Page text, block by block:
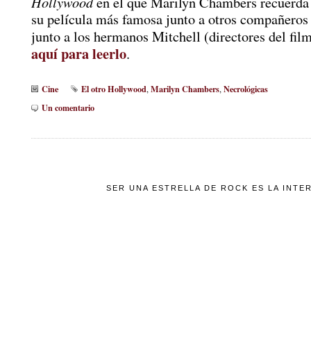
su película más famosa junto a otros
junto a los hermanos Mitchell (directores del
aquí para leerlo.
Cine El otro Hollywood, Marilyn Chambers, Necrológicas
Un comentario
SER UNA ESTRELLA DE ROCK ES LA